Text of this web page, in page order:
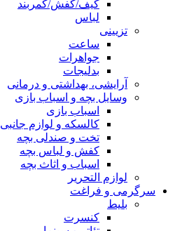
کیف/کفش/کمربند
لباس
تزیینی
ساعت
جواهرات
بدلیجات
آرایشی، بهداشتی و درمانی
وسایل بچه و اسباب بازی
اسباب بازی
کالسکه و لوازم جانبی
تخت و صندلی بچه
کفش و لباس بچه
اسباب و اثاث بچه
لوازم التحریر
سرگرمی و فراغت
بلیط
کنسرت